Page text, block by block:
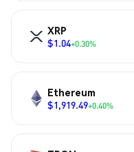
XRP
$1.04+0.30%
Ethereum
$1,919.49+0.40%